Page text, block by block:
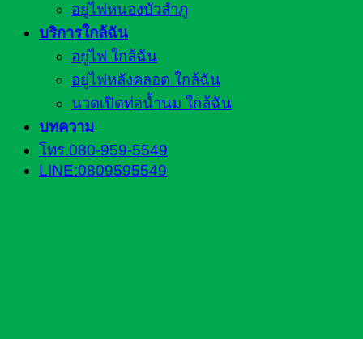
อยู่ไฟหนองบัวลำภู
บริการใกล้ฉัน
อยู่ไฟ ใกล้ฉัน
อยู่ไฟหลังคลอด ใกล้ฉัน
นวดเปิดท่อน้ำนม ใกล้ฉัน
บทความ
โทร.080-959-5549
LINE:0809595549